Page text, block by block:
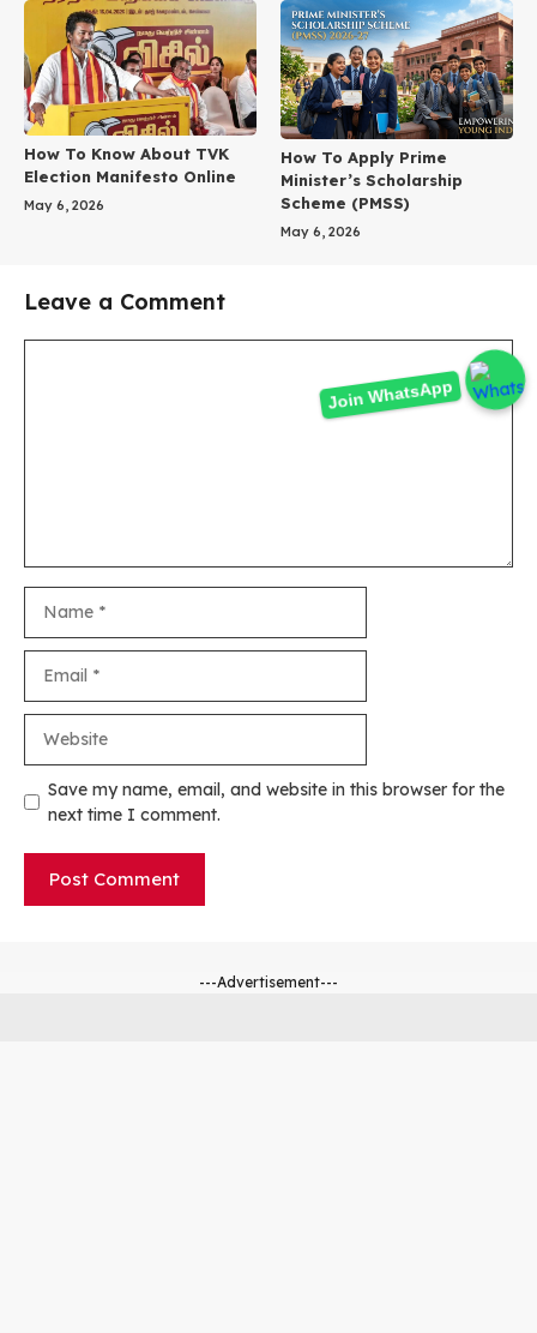
How To Know About TVK
Election Manifesto Online
May 6, 2026
How To Apply Prime
Minister’s Scholarship
Scheme (PMSS)
May 6, 2026
Leave a Comment
Save my name, email, and website in this browser for the
next time I comment.
---Advertisement---